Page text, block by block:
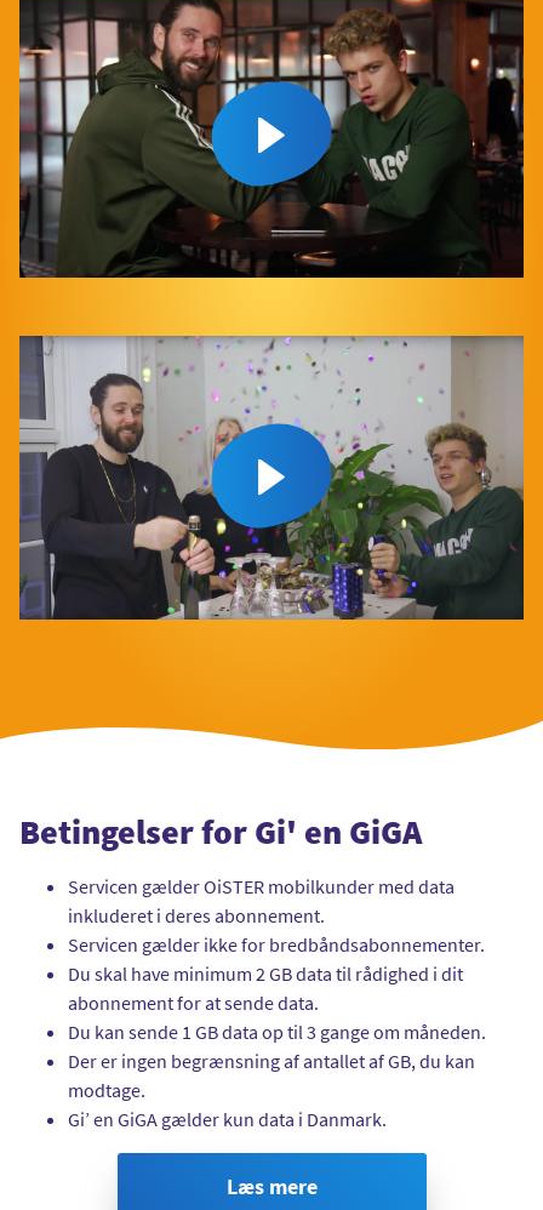
Betingelser for Gi' en GiGA
Servicen gælder OiSTER mobilkunder med data
inkluderet i deres abonnement.
Servicen gælder ikke for bredbåndsabonnementer.
Du skal have minimum 2 GB data til rådighed i dit
abonnement for at sende data.
Du kan sende 1 GB data op til 3 gange om måneden.
Der er ingen begrænsning af antallet af GB, du kan
modtage.
Gi’ en GiGA gælder kun data i Danmark.
Læs mere